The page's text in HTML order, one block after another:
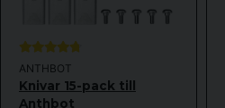
ANTHBOT
Knivar 15-pack till
Anthbot